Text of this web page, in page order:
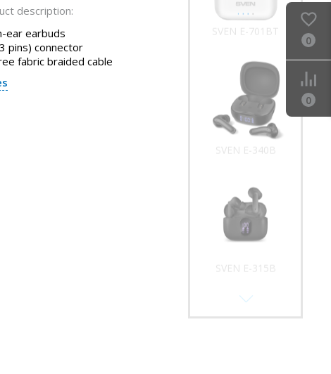
description:
ear earbuds
pins) connector
fabric braided cable
SVEN E-701BT
SVEN E-340B
SVEN E-315B
0
0